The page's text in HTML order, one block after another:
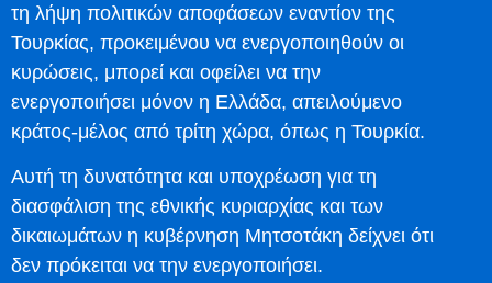
τη λήψη πολιτικών αποφάσεων εναντίον της
Τουρκίας, προκειμένου να ενεργοποιηθούν οι
κυρώσεις, μπορεί και οφείλει να την
ενεργοποιήσει μόνον η Ελλάδα, απειλούμενο
κράτος-μέλος από τρίτη χώρα, όπως η Τουρκία.
Αυτή τη δυνατότητα και υποχρέωση για τη
διασφάλιση της εθνικής κυριαρχίας και των
δικαιωμάτων η κυβέρνηση Μητσοτάκη δείχνει ότι
δεν πρόκειται να την ενεργοποιήσει.